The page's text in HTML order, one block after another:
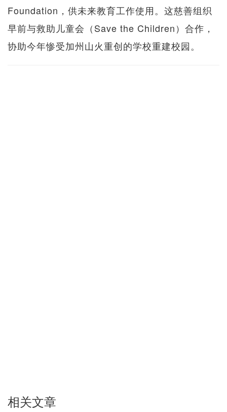
Foundation，供未来教育工作使用。这慈善组织
早前与救助儿童会（Save the Children）合作，
协助今年惨受加州山火重创的学校重建校园。
相关文章